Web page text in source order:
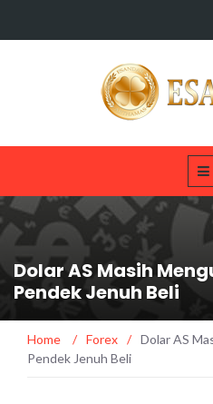
Dolar AS Masih
Pendek Jenuh Beli
Home / Forex / Dolar AS
Pendek Jenuh Beli